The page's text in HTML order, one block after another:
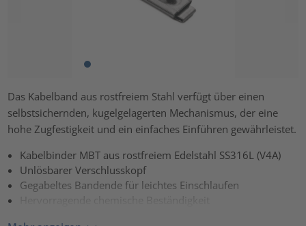
Das Kabelband aus rostfreiem Stahl verfügt über einen
selbstsichernden, kugelgelagerten Mechanismus, der eine
hohe Zugfestigkeit und ein einfaches Einführen gewährleistet.
Kabelbinder MBT aus rostfreiem Edelstahl SS316L (V4A)
Unlösbarer Verschlusskopf
Gegabeltes Bandende für leichtes Einschlaufen